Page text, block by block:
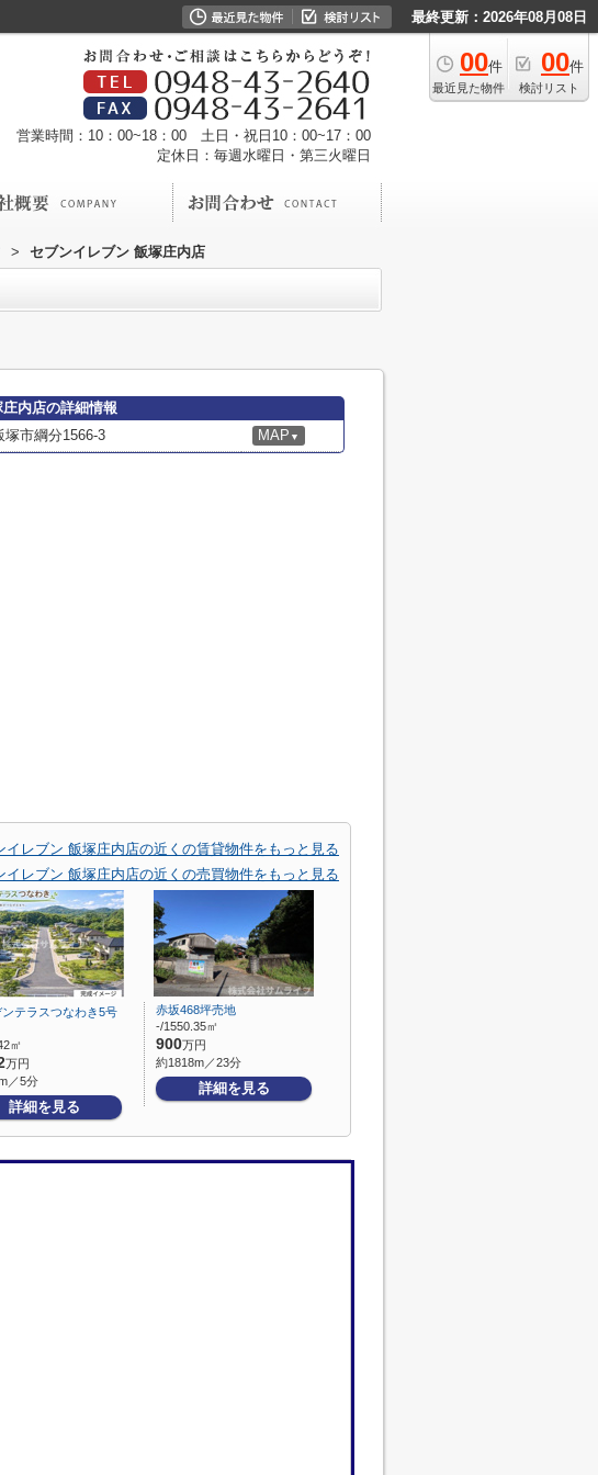
最終更新：2026年08月08日
00件
最近見た物件
00件
検討リスト
営業時間：10：00~18：00 土日・祝日10：00~17：00
定休日：毎週水曜日・第三火曜日
> セブンイレブン 飯塚庄内店
内店の詳細情報
塚市綱分1566-3 MAP ▼
イレブン 飯塚庄内店の近くの賃貸物件をもっと見る
イレブン 飯塚庄内店の近くの売買物件をもっと見る
ンテラスつなわき5号
㎡
万円
／5分
詳細を見る
赤坂468坪売地
-/1550.35㎡
900万円
約1818m／23分
詳細を見る